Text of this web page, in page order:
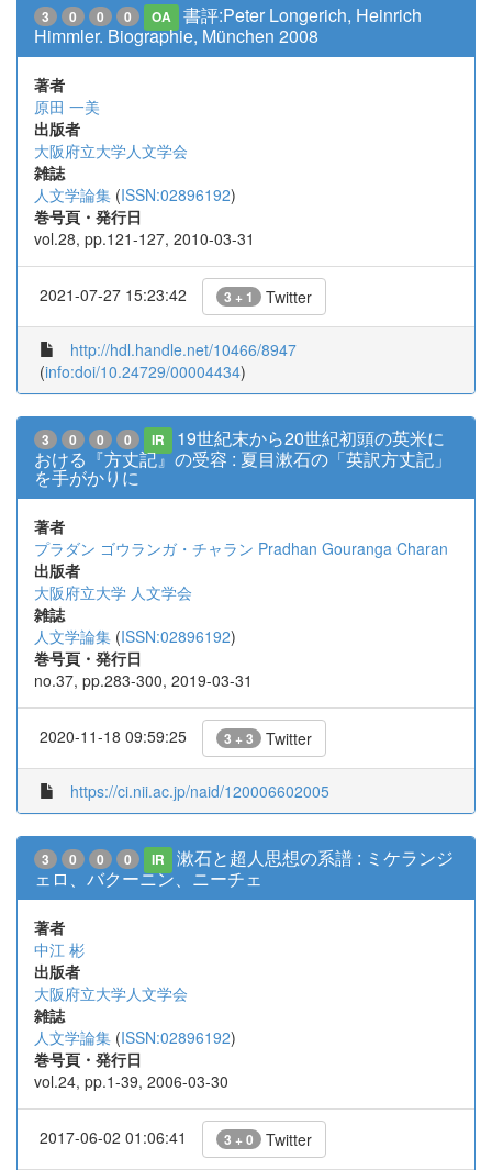
3 0 0 0 OA
書評:Peter Longerich, Heinrich
Himmler. Biographie, München 2008
著者
原田 一美
出版者
大阪府立大学人文学会
雑誌
人文学論集 (ISSN:02896192)
巻号頁・発行日
vol.28, pp.121-127, 2010-03-31
2021-07-27 15:23:42 3 + 1 Twitter
http://hdl.handle.net/10466/8947
(info:doi/10.24729/00004434)
3 0 0 0 IR
19世紀末から20世紀初頭の英米に
おける『方丈記』の受容 : 夏目漱石の「英訳方丈記」
を手がかりに
著者
プラダン ゴウランガ・チャラン Pradhan Gouranga Charan
出版者
大阪府立大学 人文学会
雑誌
人文学論集 (ISSN:02896192)
巻号頁・発行日
no.37, pp.283-300, 2019-03-31
2020-11-18 09:59:25 3 + 3 Twitter
https://ci.nii.ac.jp/naid/120006602005
3 0 0 0 IR
漱石と超人思想の系譜 : ミケランジ
ェロ、バクーニン、ニーチェ
著者
中江 彬
出版者
大阪府立大学人文学会
雑誌
人文学論集 (ISSN:02896192)
巻号頁・発行日
vol.24, pp.1-39, 2006-03-30
2017-06-02 01:06:41 3 + 0 Twitter